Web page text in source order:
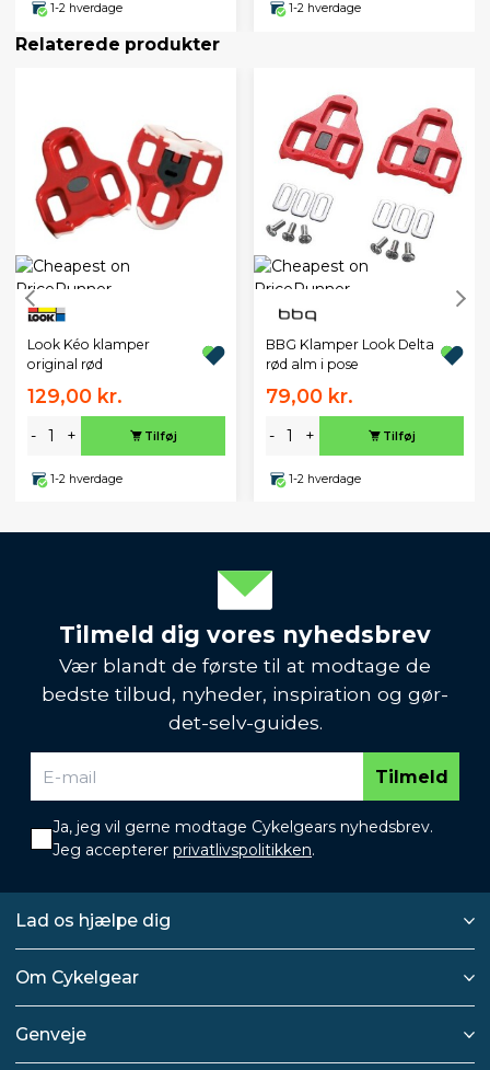
1-2 hverdage 1-2 hverdage
Relaterede produkter
Look Kéo klamper
original rød
129,00 kr.
- + Tilføj
1-2 hverdage
BBG Klamper Look Delta
rød alm i pose
79,00 kr.
- + Tilføj
1-2 hverdage
Tilmeld dig vores nyhedsbrev
Vær blandt de første til at modtage de
bedste tilbud, nyheder, inspiration og gør-
det-selv-guides.
Tilmeld
Ja, jeg vil gerne modtage Cykelgears nyhedsbrev.
Jeg accepterer privatlivspolitikken.
Lad os hjælpe dig
Om Cykelgear
Genveje